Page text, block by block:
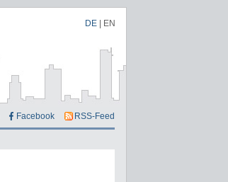
DE EN
Facebook RSS-Feed